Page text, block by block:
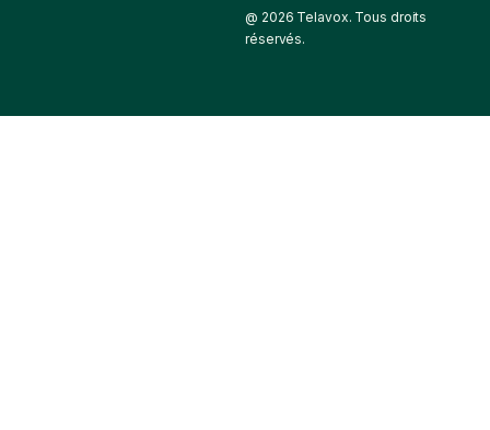
@ 2026 Telavox. Tous droits
réservés.